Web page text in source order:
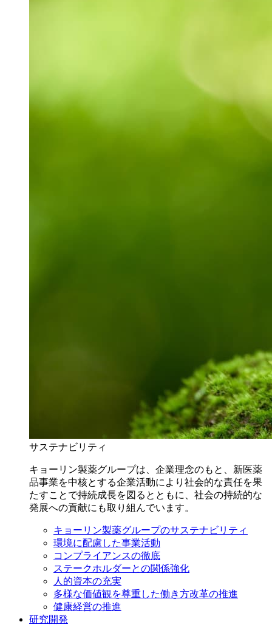
サステナビリティ
キョーリン製薬グループは、企業理念のもと、新医薬
品事業を中核とする企業活動により社会的な責任を果
たすことで持続成長を図るとともに、社会の持続的な
発展への貢献にも取り組んでいます。
キョーリン製薬グループのサステナビリティ
環境に配慮した事業活動
コンプライアンスの徹底
ステークホルダーとの関係強化
人的資本の充実
多様な価値観を尊重した働き方改革の推進
健康経営の推進
研究開発